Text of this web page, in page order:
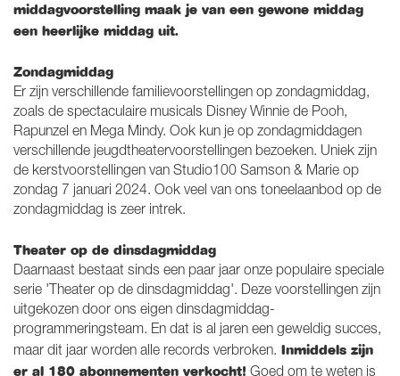
middagvoorstelling maak je van een gewone middag
een heerlijke middag uit.
Zondagmiddag
Er zijn verschillende familievoorstellingen op zondagmiddag,
zoals de spectaculaire musicals Disney Winnie de Pooh,
Rapunzel en Mega Mindy. Ook kun je op zondagmiddagen
verschillende jeugdtheatervoorstellingen bezoeken. Uniek zijn
de kerstvoorstellingen van Studio100 Samson & Marie op
zondag 7 januari 2024. Ook veel van ons toneelaanbod op de
zondagmiddag is zeer intrek.
Theater op de dinsdagmiddag
Daarnaast bestaat sinds een paar jaar onze populaire speciale
serie 'Theater op de dinsdagmiddag'. Deze voorstellingen zijn
uitgekozen door ons eigen dinsdagmiddag-
programmeringsteam. En dat is al jaren een geweldig succes,
maar dit jaar worden alle records verbroken. Inmiddels zijn
er al 180 abonnementen verkocht!